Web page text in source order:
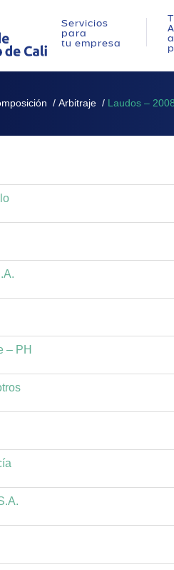
Servicios
para
tu empresa
/ Arbitraje / Laudos – 2008
– PH